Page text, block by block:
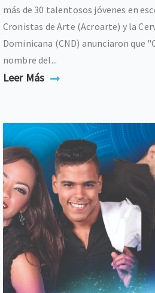
más de 30 talentosos jóvenes en
Cronistas de Arte (Acroarte) y la
Dominicana (CND) anunciaron que
nombre del...
Leer Más